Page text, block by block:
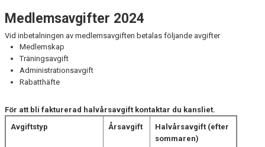
Medlemsavgifter 2024
Vid inbetalningen av medlemsavgiften betalas följande avgifter
Medlemskap
Träningsavgift
Administrationsavgift
Rabatthäfte
För att bli fakturerad halvårsavgift kontaktar du kansliet.
Avgiftstyp
Årsavgift
Halvårsavgift (efter
sommaren)